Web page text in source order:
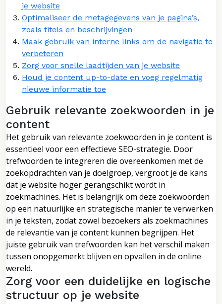
je website
Optimaliseer de metagegevens van je pagina’s,
zoals titels en beschrijvingen
Maak gebruik van interne links om de navigatie te
verbeteren
Zorg voor snelle laadtijden van je website
Houd je content up-to-date en voeg regelmatig
nieuwe informatie toe
Gebruik relevante zoekwoorden in je
content
Het gebruik van relevante zoekwoorden in je content is
essentieel voor een effectieve SEO-strategie. Door
trefwoorden te integreren die overeenkomen met de
zoekopdrachten van je doelgroep, vergroot je de kans
dat je website hoger gerangschikt wordt in
zoekmachines. Het is belangrijk om deze zoekwoorden
op een natuurlijke en strategische manier te verwerken
in je teksten, zodat zowel bezoekers als zoekmachines
de relevantie van je content kunnen begrijpen. Het
juiste gebruik van trefwoorden kan het verschil maken
tussen onopgemerkt blijven en opvallen in de online
wereld.
Zorg voor een duidelijke en logische
structuur op je website